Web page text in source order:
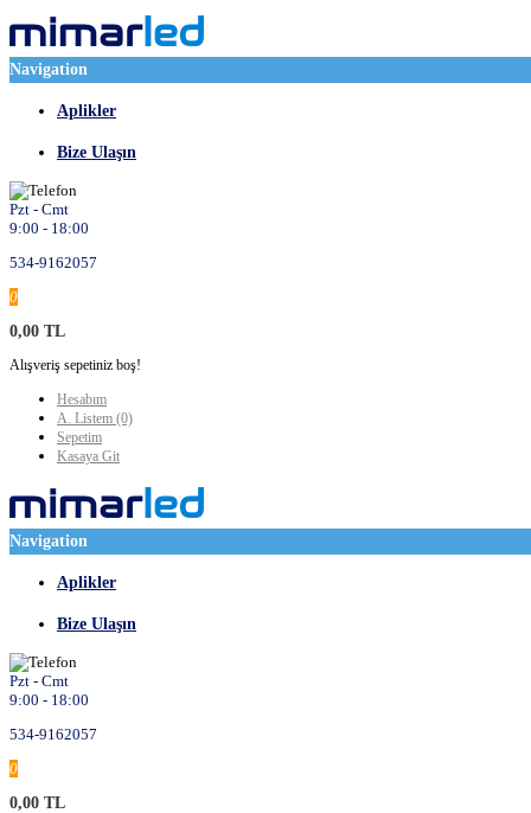
Navigation
Aplikler
Bize Ulaşın
Pzt - Cmt
9:00 - 18:00
534-9162057
0
0,00 TL
Alışveriş sepetiniz boş!
Hesabım
A. Listem (0)
Sepetim
Kasaya Git
Navigation
Aplikler
Bize Ulaşın
Pzt - Cmt
9:00 - 18:00
534-9162057
0
0,00 TL